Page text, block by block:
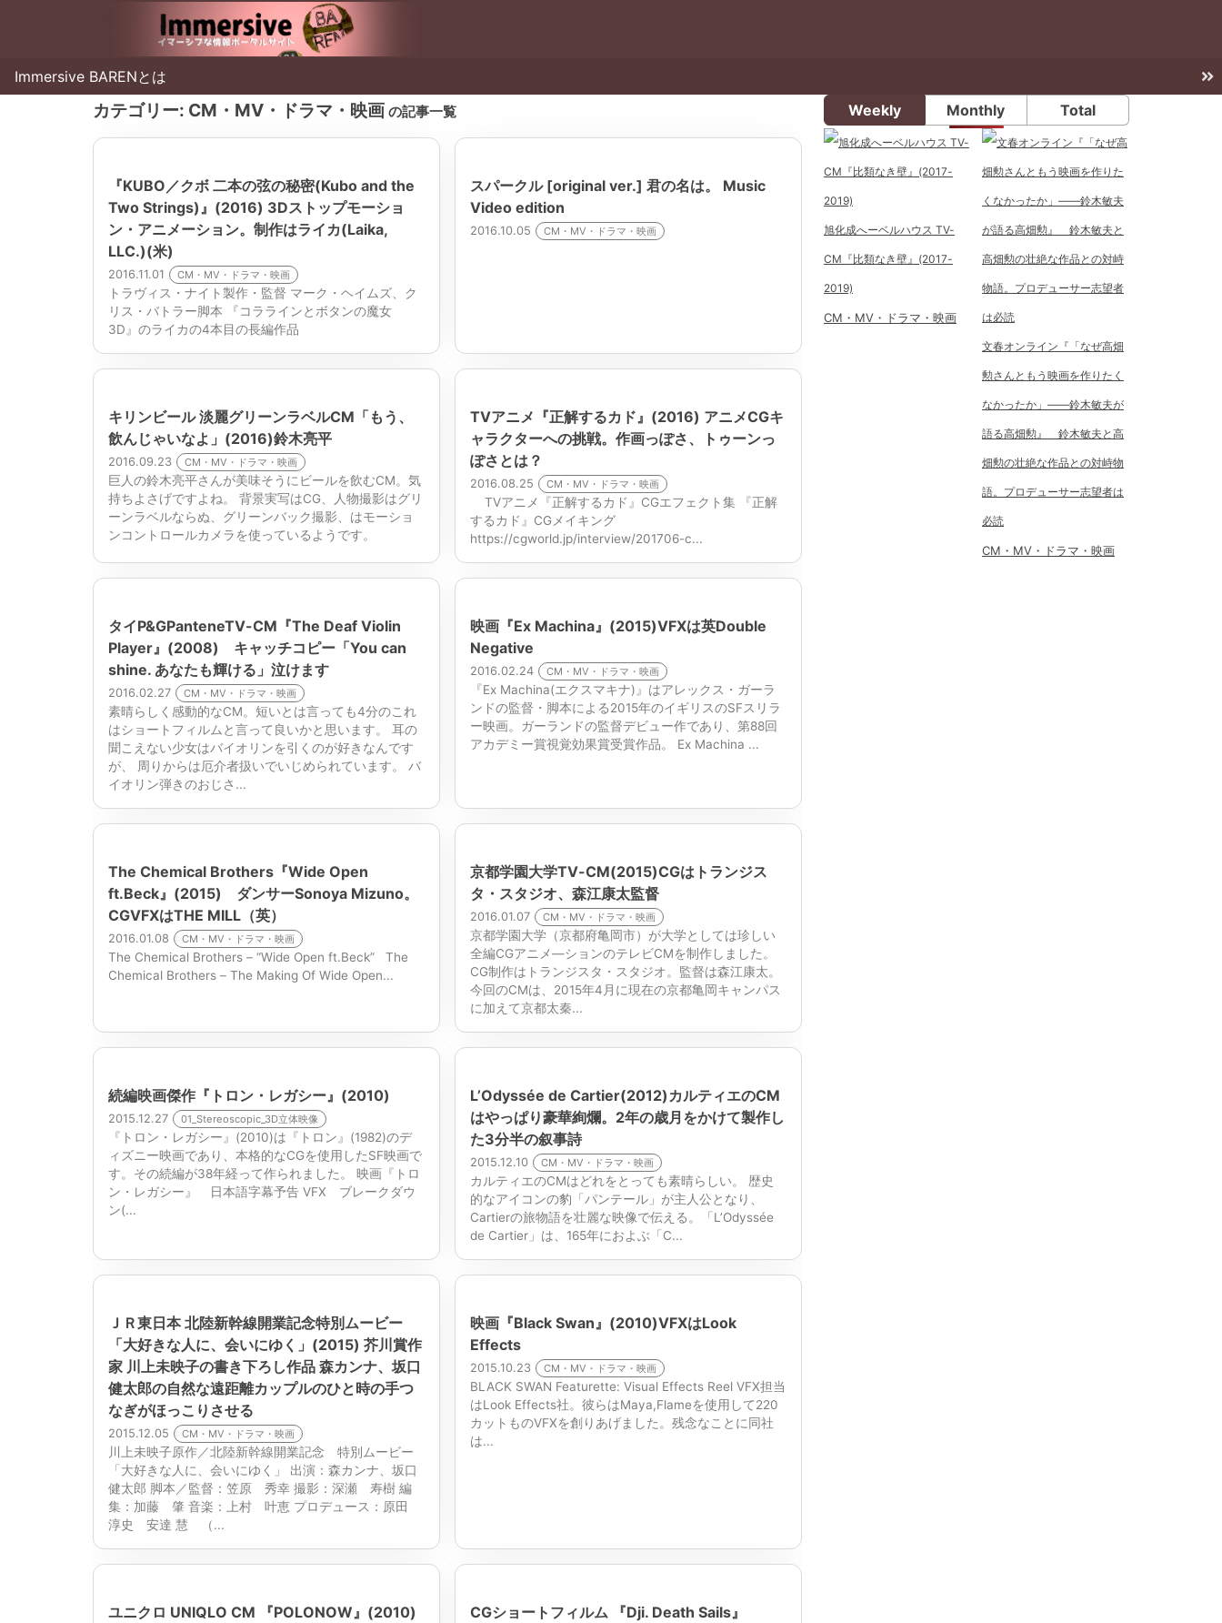
Immersive BARENとは
カテゴリー: CM・MV・ドラマ・映画 の記事一覧
『KUBO／クボ 二本の弦の秘密(Kubo and the
Two Strings)』(2016) 3Dストップモーショ
ン・アニメーション。制作はライカ(Laika,
LLC.)(米)
2016.11.01 CM・MV・ドラマ・映画
トラヴィス・ナイト製作・監督 マーク・ヘイムズ、ク
リス・バトラー脚本 『コララインとボタンの魔女
3D』のライカの4本目の長編作品
スパークル [original ver.] 君の名は。 Music
Video edition
2016.10.05 CM・MV・ドラマ・映画
キリンビール 淡麗グリーンラベルCM「もう、
飲んじゃいなよ」(2016)鈴木亮平
2016.09.23 CM・MV・ドラマ・映画
巨人の鈴木亮平さんが美味そうにビールを飲むCM。気
持ちよさげですよね。 背景実写はCG、人物撮影はグリ
ーンラベルならぬ、グリーンバック撮影、はモーショ
ンコントロールカメラを使っているようです。
TVアニメ『正解するカド』(2016) アニメCGキ
ャラクターへの挑戦。作画っぽさ、トゥーンっ
ぽさとは？
2016.08.25 CM・MV・ドラマ・映画
TVアニメ『正解するカド』CGエフェクト集 『正解
するカド』CGメイキング
https://cgworld.jp/interview/201706-c...
タイP&GPanteneTV-CM『The Deaf Violin
Player』(2008) キャッチコピー「You can
shine. あなたも輝ける」泣けます
2016.02.27 CM・MV・ドラマ・映画
素晴らしく感動的なCM。短いとは言っても4分のこれ
はショートフィルムと言って良いかと思います。 耳の
聞こえない少女はバイオリンを引くのが好きなんです
が、 周りからは厄介者扱いでいじめられています。 バ
イオリン弾きのおじさ...
映画『Ex Machina』(2015)VFXは英Double
Negative
2016.02.24 CM・MV・ドラマ・映画
『Ex Machina(エクスマキナ)』はアレックス・ガーラ
ンドの監督・脚本による2015年のイギリスのSFスリラ
ー映画。ガーランドの監督デビュー作であり、第88回
アカデミー賞視覚効果賞受賞作品。 Ex Machina ...
The Chemical Brothers『Wide Open
ft.Beck』(2015) ダンサーSonoya Mizuno。
CGVFXはTHE MILL（英）
2016.01.08 CM・MV・ドラマ・映画
The Chemical Brothers – “Wide Open ft.Beck” The
Chemical Brothers – The Making Of Wide Open...
京都学園大学TV-CM(2015)CGはトランジス
タ・スタジオ、森江康太監督
2016.01.07 CM・MV・ドラマ・映画
京都学園大学（京都府亀岡市）が大学としては珍しい
全編CGアニメ―ションのテレビCMを制作しました。
CG制作はトランジスタ・スタジオ。監督は森江康太。
今回のCMは、2015年4月に現在の京都亀岡キャンパス
に加えて京都太秦...
続編映画傑作『トロン・レガシー』(2010)
2015.12.27 01_Stereoscopic_3D立体映像
『トロン・レガシー』(2010)は『トロン』(1982)のデ
ィズニー映画であり、本格的なCGを使用したSF映画で
す。その続編が38年経って作られました。 映画『トロ
ン・レガシー』 日本語字幕予告 VFX ブレークダウ
ン(...
L’Odyssée de Cartier(2012)カルティエのCM
はやっぱり豪華絢爛。2年の歳月をかけて製作し
た3分半の叙事詩
2015.12.10 CM・MV・ドラマ・映画
カルティエのCMはどれをとっても素晴らしい。 歴史
的なアイコンの豹「パンテール」が主人公となり、
Cartierの旅物語を壮麗な映像で伝える。「L’Odyssée
de Cartier」は、165年におよぶ「C...
ＪＲ東日本 北陸新幹線開業記念特別ムービー
「大好きな人に、会いにゆく」(2015) 芥川賞作
家 川上未映子の書き下ろし作品 森カンナ、坂口
健太郎の自然な遠距離カップルのひと時の手つ
なぎがほっこりさせる
2015.12.05 CM・MV・ドラマ・映画
川上未映子原作／北陸新幹線開業記念 特別ムービー
「大好きな人に、会いにゆく」 出演：森カンナ、坂口
健太郎 脚本／監督：笠原 秀幸 撮影：深瀬 寿樹 編
集：加藤 肇 音楽：上村 叶恵 プロデュース：原田
淳史 安達 慧 （...
映画『Black Swan』(2010)VFXはLook
Effects
2015.10.23 CM・MV・ドラマ・映画
BLACK SWAN Featurette: Visual Effects Reel VFX担当
はLook Effects社。彼らはMaya,Flameを使用して220
カットものVFXを創りあげました。残念なことに同社
は...
ユニクロ UNIQLO CM 『POLONOW』(2010)
CGショートフィルム 『Dji. Death Sails』
Weekly Monthly Total
旭化成へーベルハウス TV-
CM『比類なき壁』(2017-
2019)
CM・MV・ドラマ・映画
文春オンライン『「なぜ高畑
勲さんともう映画を作りたく
なかったか」――鈴木敏夫が
語る高畑勲』 鈴木敏夫と高
畑勲の壮絶な作品との対峙物
語。プロデューサー志望者は
必読
CM・MV・ドラマ・映画